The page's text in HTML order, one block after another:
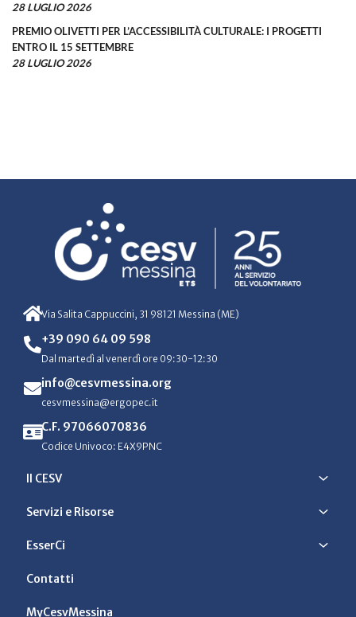
28 LUGLIO 2026
PREMIO OLIVETTI PER L’ACCESSIBILITÀ CULTURALE: I PROGETTI
ENTRO IL 15 SETTEMBRE
28 LUGLIO 2026
Via Salita Cappuccini, 31 98121 Messina (ME)
+39 090 64 09 598
Dal martedì al venerdì ore 09:30-12:30
info@cesvmessina.org
cesvmessina@ergopec.it
C.F. 97066070836
Codice Univoco: E4X9PNC
Il CESV
Servizi e Risorse
EsserCi
Contatti
MyCesvMessina